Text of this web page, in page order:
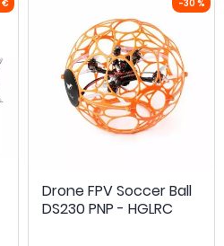
Drone FPV Soccer Ball
DS230 PNP - HGLRC